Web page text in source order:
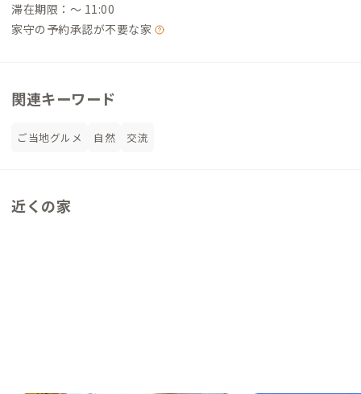
滞在期限：〜 11:00
家守の予約承認が不要な家
関連キーワード
ご当地グルメ 自然 交流
近くの家